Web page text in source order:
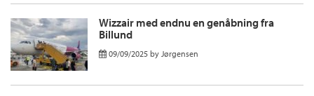
Wizzair med endnu en genåbning fra
Billund
09/09/2025 by Jørgensen